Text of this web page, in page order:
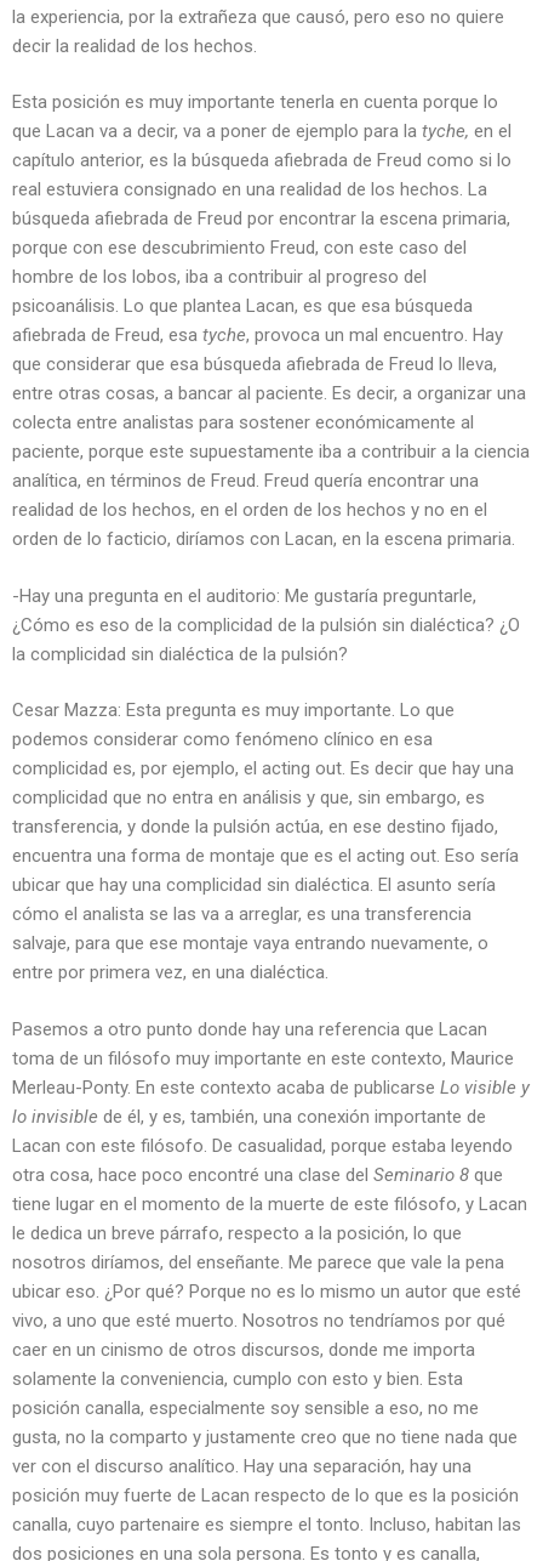
la experiencia, por la extrañeza que causó, pero eso no quiere
decir la realidad de los hechos.
Esta posición es muy importante tenerla en cuenta porque lo
que Lacan va a decir, va a poner de ejemplo para la tyche, en el
capítulo anterior, es la búsqueda afiebrada de Freud como si lo
real estuviera consignado en una realidad de los hechos. La
búsqueda afiebrada de Freud por encontrar la escena primaria,
porque con ese descubrimiento Freud, con este caso del
hombre de los lobos, iba a contribuir al progreso del
psicoanálisis. Lo que plantea Lacan, es que esa búsqueda
afiebrada de Freud, esa tyche, provoca un mal encuentro. Hay
que considerar que esa búsqueda afiebrada de Freud lo lleva,
entre otras cosas, a bancar al paciente. Es decir, a organizar una
colecta entre analistas para sostener económicamente al
paciente, porque este supuestamente iba a contribuir a la ciencia
analítica, en términos de Freud. Freud quería encontrar una
realidad de los hechos, en el orden de los hechos y no en el
orden de lo facticio, diríamos con Lacan, en la escena primaria.
-Hay una pregunta en el auditorio: Me gustaría preguntarle,
¿Cómo es eso de la complicidad de la pulsión sin dialéctica? ¿O
la complicidad sin dialéctica de la pulsión?
Cesar Mazza: Esta pregunta es muy importante. Lo que
podemos considerar como fenómeno clínico en esa
complicidad es, por ejemplo, el acting out. Es decir que hay una
complicidad que no entra en análisis y que, sin embargo, es
transferencia, y donde la pulsión actúa, en ese destino fijado,
encuentra una forma de montaje que es el acting out. Eso sería
ubicar que hay una complicidad sin dialéctica. El asunto sería
cómo el analista se las va a arreglar, es una transferencia
salvaje, para que ese montaje vaya entrando nuevamente, o
entre por primera vez, en una dialéctica.
Pasemos a otro punto donde hay una referencia que Lacan
toma de un filósofo muy importante en este contexto, Maurice
Merleau-Ponty. En este contexto acaba de publicarse Lo visible y
lo invisible de él, y es, también, una conexión importante de
Lacan con este filósofo. De casualidad, porque estaba leyendo
otra cosa, hace poco encontré una clase del Seminario 8 que
tiene lugar en el momento de la muerte de este filósofo, y Lacan
le dedica un breve párrafo, respecto a la posición, lo que
nosotros diríamos, del enseñante. Me parece que vale la pena
ubicar eso. ¿Por qué? Porque no es lo mismo un autor que esté
vivo, a uno que esté muerto. Nosotros no tendríamos por qué
caer en un cinismo de otros discursos, donde me importa
solamente la conveniencia, cumplo con esto y bien. Esta
posición canalla, especialmente soy sensible a eso, no me
gusta, no la comparto y justamente creo que no tiene nada que
ver con el discurso analítico. Hay una separación, hay una
posición muy fuerte de Lacan respecto de lo que es la posición
canalla, cuyo partenaire es siempre el tonto. Incluso, habitan las
dos posiciones en una sola persona. Es tonto y es canalla,